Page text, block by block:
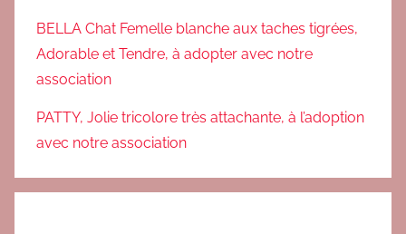
BELLA Chat Femelle blanche aux taches tigrées,
Adorable et Tendre, à adopter avec notre
association
PATTY, Jolie tricolore très attachante, à l’adoption
avec notre association